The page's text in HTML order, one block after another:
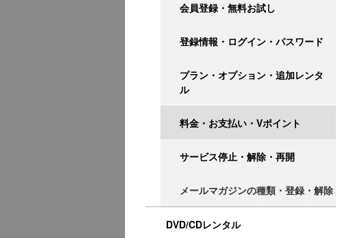
会員登録・無料お試し
登録情報・ログイン・パスワード
プラン・オプション・追加レンタ
ル
料金・お支払い・Vポイント
サービス停止・解除・再開
メールマガジンの種類・登録・解除
DVD/CDレンタル